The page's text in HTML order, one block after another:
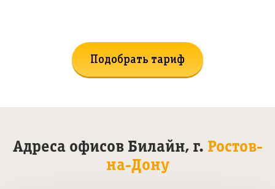
Подобрать тариф
Адреса офисов Билайн, г. Ростов-
на-Дону